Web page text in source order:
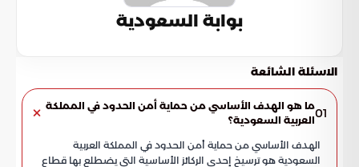
بوابة السعودية
الاسئلة الشائعة
01ما هو الهدف الأساسي من حماية أمن الحدود في المملكة
العربية السعودية؟
الهدف الأساسي من حماية أمن الحدود في المملكة العربية
السعودية هو ترسيخ إحدى الركائز الأساسية التي يضطلع بها قطاع